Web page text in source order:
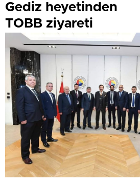
Gediz heyetinden
TOBB ziyareti